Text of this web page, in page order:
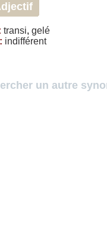
transi, gelé
: indifférent
un autre